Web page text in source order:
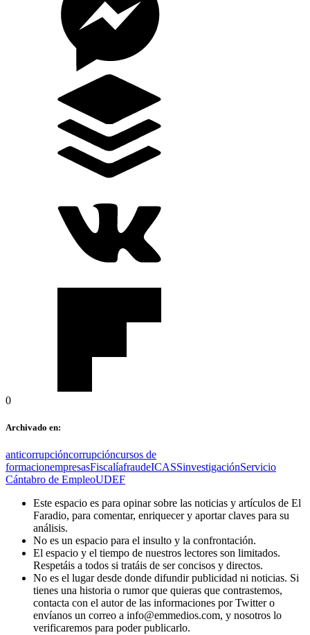
0
Archivado en:
anticorrupcióncorrupcióncursos de
formacionempresasFiscalíafraudeICASSinvestigaciónServicio
Cántabro de EmpleoUDEF
Este espacio es para opinar sobre las noticias y artículos de El
Faradio, para comentar, enriquecer y aportar claves para su
análisis.
No es un espacio para el insulto y la confrontación.
El espacio y el tiempo de nuestros lectores son limitados.
Respetáis a todos si tratáis de ser concisos y directos.
No es el lugar desde donde difundir publicidad ni noticias. Si
tienes una historia o rumor que quieras que contrastemos,
contacta con el autor de las informaciones por Twitter o
envíanos un correo a info@emmedios.com, y nosotros lo
verificaremos para poder publicarlo.